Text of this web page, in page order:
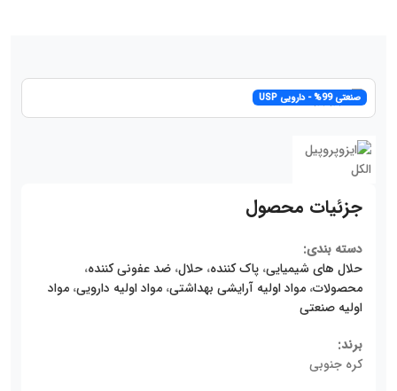
صنعتی 99% - دارویی USP
جزئیات محصول
دسته بندی:
حلال های شیمیایی، پاک کننده، حلال، ضد عفونی کننده،
محصولات، مواد اولیه آرایشی بهداشتی، مواد اولیه دارویی، مواد
اولیه صنعتی
برند:
کره جنوبی